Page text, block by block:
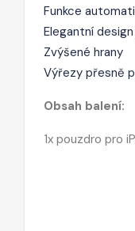
Funkce
Elegantní
Zvýšené hrany
Výřezy přesně
Obsah balení:
1x pouzdro pro